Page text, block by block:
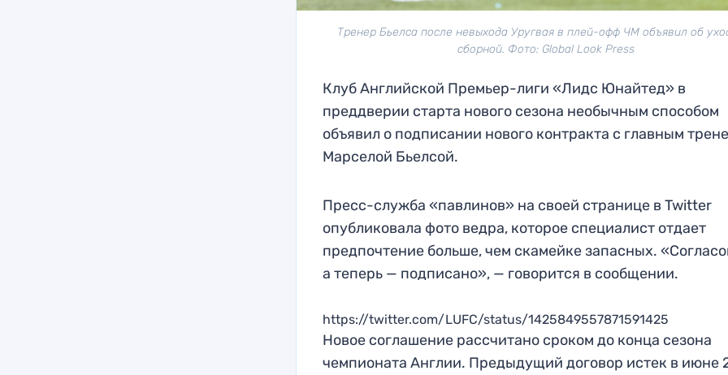
Тренер Бьелса после невыхода Уругвая в плей-офф ЧМ объявил об
сборной. Фото: Global Look Press
Клуб Английской Премьер-лиги «Лидс Юнайтед» в
преддверии старта нового сезона необычным способом
объявил о подписании нового контракта с главным
Марселой Бьелсой.
Пресс-служба «павлинов» на своей странице в Twitter
опубликовала фото ведра, которое специалист отдает
предпочтение больше, чем скамейке запасных.
а теперь — подписано», — говорится в сообщении.
https://twitter.com/LUFC/status/1425849557871591425
Новое соглашение рассчитано сроком до конца сезона
чемпионата Англии. Предыдущий договор истек в июне